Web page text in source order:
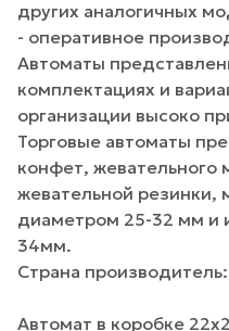
других аналогичных
- оперативное
Автоматы
комплектациях и
организации высоко
Торговые автоматы
конфет, жевательного
жевательной резинки,
диаметром 25-32 мм и
34мм.
Страна
Автомат в коробке